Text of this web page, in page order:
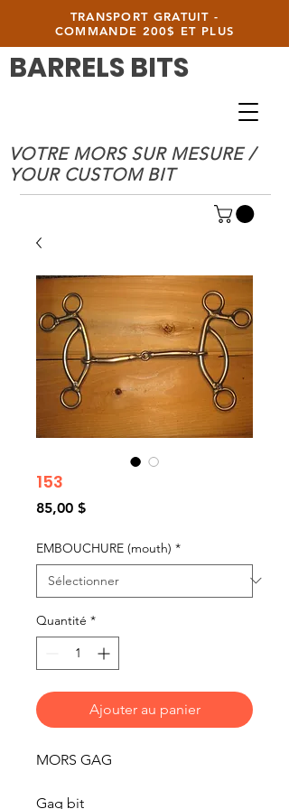
TRANSPORT GRATUIT -
COMMANDE 200$ ET PLUS
BARRELS BITS
VOTRE MORS SUR MESURE /
YOUR CUSTOM BIT
153
85,00 $Prix
EMBOUCHURE (mouth) *
Quantité *
Ajouter au panier
MORS GAG
Gag bit